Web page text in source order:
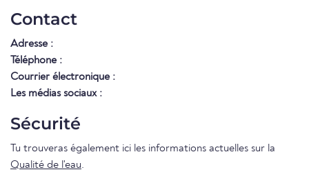
Contact
Adresse :
Téléphone :
Courrier électronique :
Les médias sociaux :
Sécurité
Tu trouveras également ici les informations actuelles sur la
Qualité de l'eau.